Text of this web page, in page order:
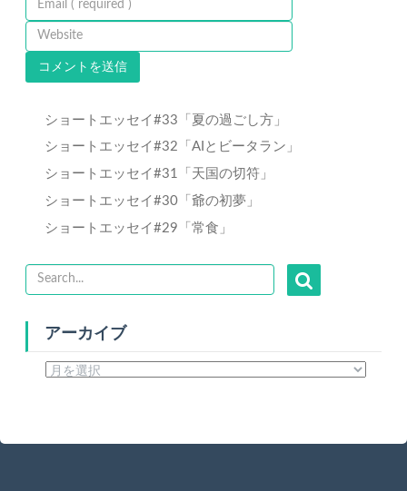
ショートエッセイ#33「夏の過ごし方」
ショートエッセイ#32「AIとビータラン」
ショートエッセイ#31「天国の切符」
ショートエッセイ#30「爺の初夢」
ショートエッセイ#29「常食」
アーカイブ
ブ